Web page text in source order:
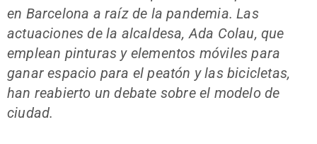
en Barcelona a raíz de la pandemia. Las
actuaciones de la alcaldesa, Ada Colau, que
emplean pinturas y elementos móviles para
ganar espacio para el peatón y las bicicletas,
han reabierto un debate sobre el modelo de
ciudad.